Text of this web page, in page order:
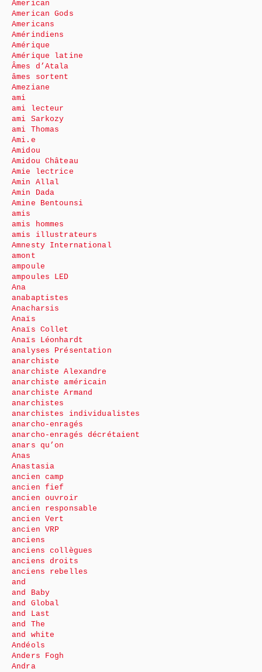
American
American Gods
Americans
Amérindiens
Amérique
Amérique latine
Âmes d’Atala
âmes sortent
Ameziane
ami
ami lecteur
ami Sarkozy
ami Thomas
Ami.e
Amidou
Amidou Château
Amie lectrice
Amin Allal
Amin Dada
Amine Bentounsi
amis
amis hommes
amis illustrateurs
Amnesty International
amont
ampoule
ampoules LED
Ana
anabaptistes
Anacharsis
Anaïs
Anaïs Collet
Anaïs Léonhardt
analyses Présentation
anarchiste
anarchiste Alexandre
anarchiste américain
anarchiste Armand
anarchistes
anarchistes individualistes
anarcho-enragés
anarcho-enragés décrétaient
anars qu’on
Anas
Anastasia
ancien camp
ancien fief
ancien ouvroir
ancien responsable
ancien Vert
ancien VRP
anciens
anciens collègues
anciens droits
anciens rebelles
and
and Baby
and Global
and Last
and The
and white
Andéols
Anders Fogh
Andra